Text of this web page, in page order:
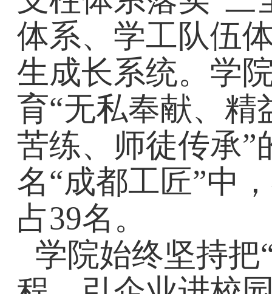
体系、学工队伍
生成长系统。学
育“无私奉献、精
苦练、师徒传承”
名“成都工匠”中
占39名。
学院始终坚持把